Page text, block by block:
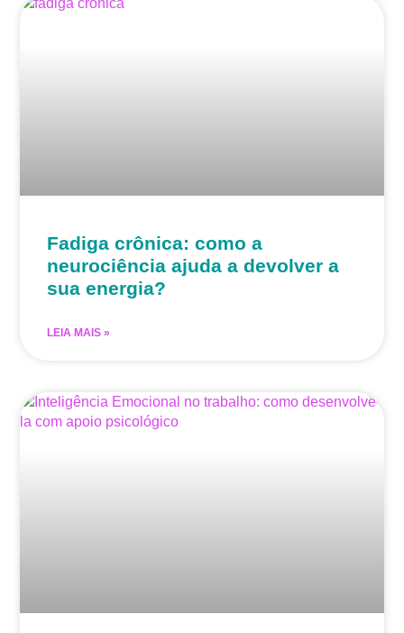
Fadiga crônica: como a
neurociência ajuda a devolver a
sua energia?
LEIA MAIS »